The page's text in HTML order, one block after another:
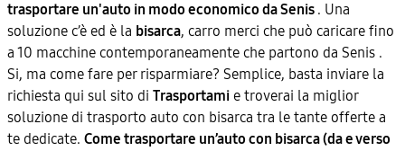
trasportare un'auto in modo economico da Senis . Una
soluzione c’è ed è la bisarca, carro merci che può caricare fino
a 10 macchine contemporaneamente che partono da Senis .
Si, ma come fare per risparmiare? Semplice, basta inviare la
richiesta qui sul sito di Trasportami e troverai la miglior
soluzione di trasporto auto con bisarca tra le tante offerte a
te dedicate. Come trasportare un’auto con bisarca (da e verso